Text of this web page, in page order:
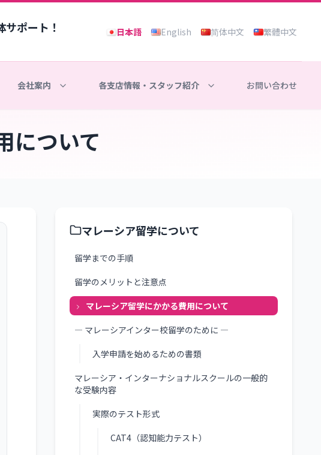
ポート！ 日本語 English 简体中文 繁體中文
会社案内 各支店情報・スタッフ紹介 お問い合わせ
について
マレーシア留学について
留学までの手順
留学のメリットと注意点
マレーシア留学にかかる費用について
― マレーシアインター校留学のために ―
入学申請を始めるための書類
マレーシア・インターナショナルスクールの一般的
な受験内容
実際のテスト形式
CAT4（認知能力テスト）